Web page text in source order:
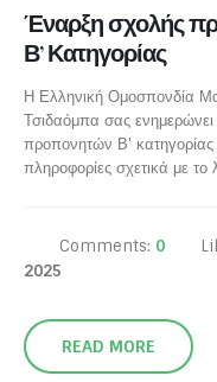
Έναρξη σχολής
Β’ Κατηγορίας
Η Ελληνική Ομοσπονδία
Τσιδαόμπα σας
προπονητών Β' κατηγορίας
πληροφορίες σχετικά με το
Comments: 0
2025
READ MORE